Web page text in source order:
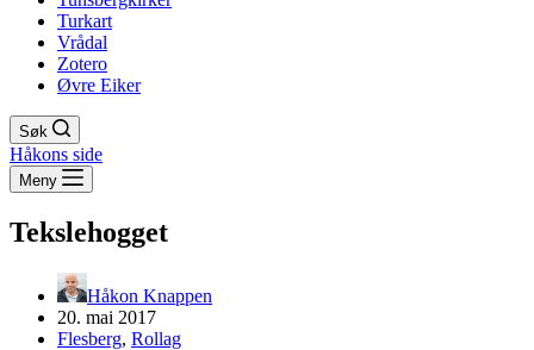
Turkart
Vrådal
Zotero
Øvre Eiker
Søk
Håkons side
Meny
Tekslehogget
Håkon Knappen
20. mai 2017
Flesberg, Rollag